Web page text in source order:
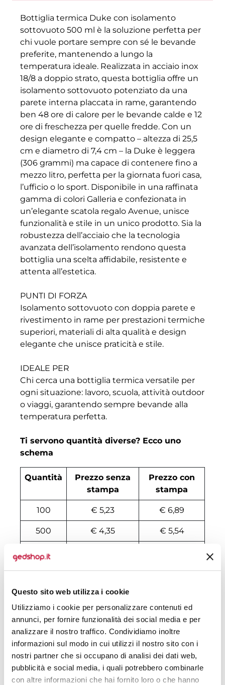
Questo sito web utilizza i cookie
Utilizziamo i cookie per personalizzare contenuti ed
annunci, per fornire funzionalità dei social media e per
analizzare il nostro traffico. Condividiamo inoltre
informazioni sul modo in cui utilizzi il nostro sito con i
nostri partner che si occupano di analisi dei dati web,
pubblicità e social media, i quali potrebbero combinarle
con altre informazioni che hai fornito loro o che hanno
Bottiglia termica Duke con isolamento
sottovuoto 500 ml è la soluzione perfetta per
chi vuole portare sempre con sé le bevande
preferite, mantenendo a lungo la
temperatura ideale. Realizzata in acciaio inox
18/8 a doppio strato, questa bottiglia offre un
isolamento sottovuoto potenziato da una
parete interna placcata in rame, garantendo
ben 48 ore di calore per le bevande calde e 12
ore di freschezza per quelle fredde. Con un
design elegante e compatto – altezza di 25,5
cm e diametro di 7,4 cm – la Duke è leggera
(306 grammi) ma capace di contenere fino a
mezzo litro, perfetta per la giornata fuori casa,
l’ufficio o lo sport. Disponibile in una raffinata
gamma di colori Galleria e confezionata in
un’elegante scatola regalo Avenue, unisce
funzionalità e stile in un unico prodotto. Sia la
robustezza dell’acciaio che la tecnologia
avanzata dell’isolamento rendono questa
bottiglia una scelta affidabile, resistente e
attenta all’estetica.
PUNTI DI FORZA
Isolamento sottovuoto con doppia parete e
rivestimento in rame per prestazioni termiche
superiori, materiali di alta qualità e design
elegante che unisce praticità e stile.
IDEALE PER
Chi cerca una bottiglia termica versatile per
ogni situazione: lavoro, scuola, attività outdoor
o viaggi, garantendo sempre bevande alla
temperatura perfetta.
Ti servono quantità diverse? Ecco uno
schema
Quantità
Prezzo senza
stampa
Prezzo con
stampa
100 € 5,23 € 6,89
500 € 4,35 € 5,54
1000
2000 € 3,80 € 4,71
3000 € 3,80
€ 3,80
5000 € 3,71 € 4,49
6000 € 3,71 € 4,49
7000 € 3,71 € 4,34